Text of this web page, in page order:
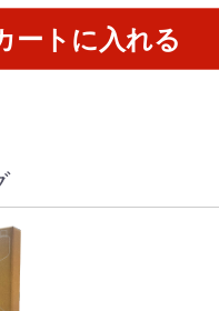
ートに入れる